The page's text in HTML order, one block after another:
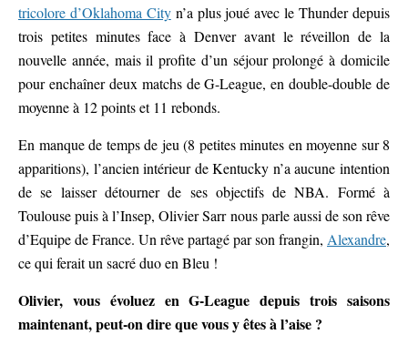
tricolore d’Oklahoma Cityn’a plus joué avec le Thunder depuis
trois petites minutes face à Denver avant le réveillon de la
nouvelle année, mais il profite d’un séjour prolongé à domicile
pour enchaîner deux matchs de G-League, en double-double de
moyenne à 12 points et 11 rebonds.
En manque de temps de jeu (8 petites minutes en moyenne sur 8
apparitions), l’ancien intérieur de Kentucky n’a aucune intention
de se laisser détourner de ses objectifs de NBA. Formé à
Toulouse puis à l’Insep, Olivier Sarr nous parle aussi de son rêve
d’Equipe de France. Un rêve partagé par son frangin, Alexandre,
ce qui ferait un sacré duo en Bleu !
Olivier, vous évoluez en G-League depuis trois saisons
maintenant, peut-on dire que vous y êtes à l’aise ?